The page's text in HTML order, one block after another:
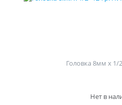
Головка 8мм х 1/
Нет в